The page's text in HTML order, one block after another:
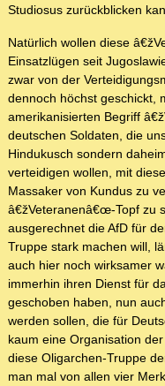
Studiosus zurückblicken
Natürlich wollen diese
Einsatzlügen seit
zwar von der
dennoch höchst geschickt,
amerikanisierten Begriff
deutschen Soldaten, die
Hindukusch sondern
verteidigen wollen, mit
Massaker von Kundus zu
â€žVeteranenâ€œ-Topf zu
ausgerechnet die AfD für
Truppe stark machen will,
auch hier noch wirksamer
immerhin ihren Dienst für
geschoben haben, nun
werden sollen, die für
kaum eine Organisation
diese Oligarchen-Truppe
man mal von allen vier